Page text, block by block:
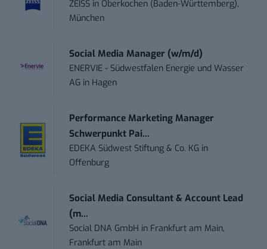
ZEISS in Oberkochen (Baden-Württemberg),
München
Social Media Manager (w/m/d)
ENERVIE - Südwestfalen Energie und Wasser
AG in Hagen
Performance Marketing Manager
Schwerpunkt Pai...
EDEKA Südwest Stiftung & Co. KG in
Offenburg
Social Media Consultant & Account Lead
(m...
Social DNA GmbH in Frankfurt am Main,
Frankfurt am Main